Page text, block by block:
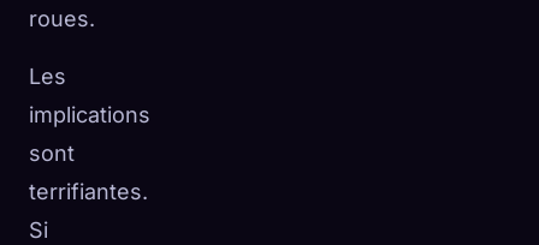
roues.
Les
implications
sont
terrifiantes.
Si